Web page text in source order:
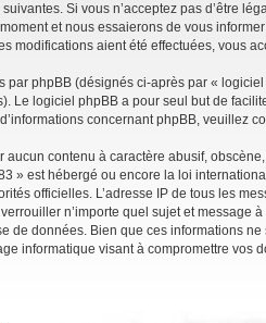
Si vous n’acceptez pas d’être
et nous essaierons de vous
modifications aient été effectuées, vous
par phpBB (désignés ci-après par «
Le logiciel phpBB a pour seul but de
concernant phpBB, veuillez
aucun contenu à caractère abusif,
» est hébergé ou encore la loi
officielles. L’adresse IP de tous les
n’importe quel sujet et message
de données. Bien que ces informations
informatique visant à compromettre vos